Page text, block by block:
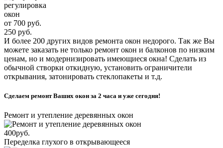
регулировка
окон
от 700 руб.
250 руб.
И более 200 других видов ремонта окон недорого. Так же Вы
можете заказать не только ремонт окон и балконов по низким
ценам, но и модернизировать имеющиеся окна! Сделать из
обычной створки откидную, установить ограничители
открывания, затонировать стеклопакеты и т.д.
Сделаем ремонт Ваших окон за 2 часа и уже сегодня!
Ремонт и утепление деревянных окон
400руб.
Переделка глухого в открывающееся